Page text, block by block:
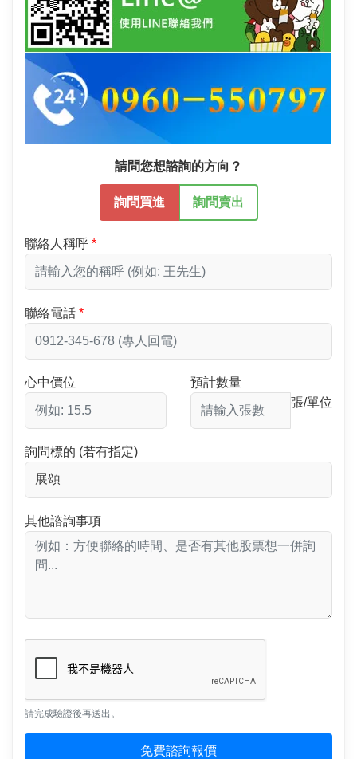
請問您想諮詢的方向？
詢問買進 詢問賣出
聯絡人稱呼
聯絡電話
心中價位
預計數量
張/單位
詢問標的 (若有指定)
其他諮詢事項
請完成驗證後再送出。
免費諮詢報價